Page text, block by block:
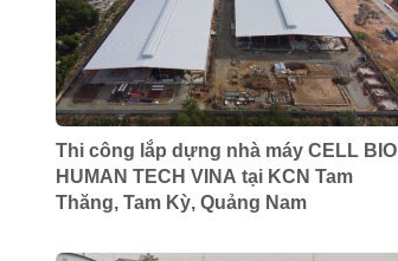
Thi công lắp dựng nhà máy CELL BIO
HUMAN TECH VINA tại KCN Tam
Thăng, Tam Kỳ, Quảng Nam